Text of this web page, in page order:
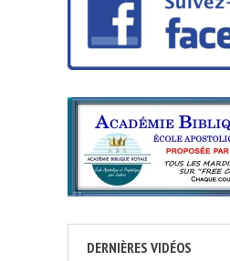
DERNIÈRES VIDÉOS